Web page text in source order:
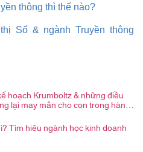
thông thì thế nào?
Số & ngành Truyền thông
hoạch Krumboltz & những điều
lại may mắn cho con trong hành
Tìm hiểu ngành học kinh doanh